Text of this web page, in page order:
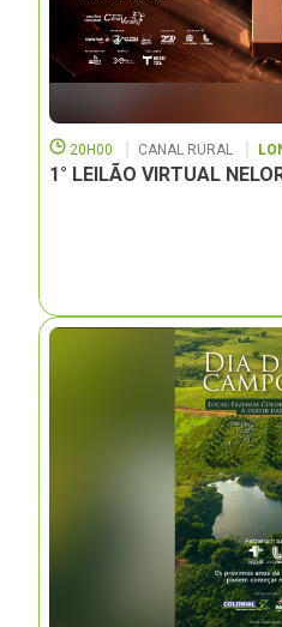
20H00 CANAL RURAL
1° LEILÃO VIRTUAL